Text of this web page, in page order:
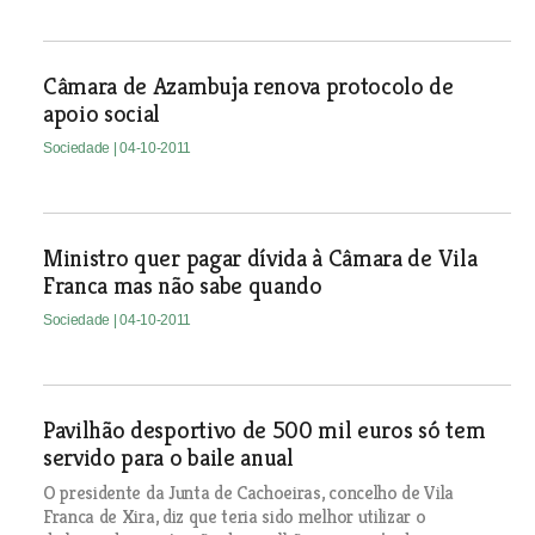
Câmara de Azambuja renova protocolo de
apoio social
Sociedade | 04-10-2011
Ministro quer pagar dívida à Câmara de Vila
Franca mas não sabe quando
Sociedade | 04-10-2011
Pavilhão desportivo de 500 mil euros só tem
servido para o baile anual
O presidente da Junta de Cachoeiras, concelho de Vila
Franca de Xira, diz que teria sido melhor utilizar o